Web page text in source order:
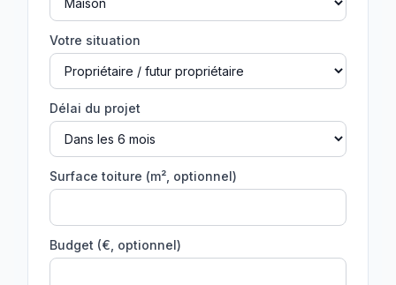
Votre situation
Délai du projet
Surface toiture (m², optionnel)
Budget (€, optionnel)